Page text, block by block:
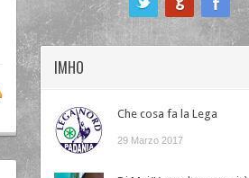
IMHO
Che cosa fa la Lega
29 Marzo 2017